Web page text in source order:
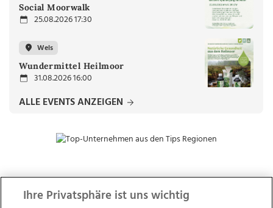
Social Moorwalk
25.08.2026 17:30
Wels
Wundermittel Heilmoor
31.08.2026 16:00
ALLE EVENTS ANZEIGEN
ZUR NACHRICHTENÜBERSICHT
Ihre Privatsphäre ist uns wichtig